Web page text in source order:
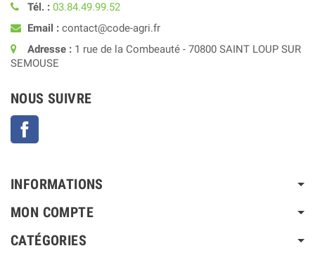
Tél. : 03.84.49.99.52
Email : contact@code-agri.fr
Adresse : 1 rue de la Combeauté - 70800 SAINT LOUP SUR
SEMOUSE
NOUS SUIVRE
INFORMATIONS
MON COMPTE
CATÉGORIES